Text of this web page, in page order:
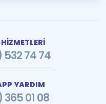
74 74
YARDIM
01 08